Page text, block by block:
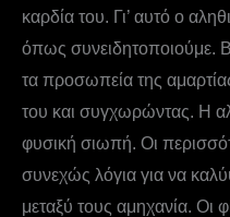
καρδία του. Γι’ αυτό ο
όπως συνειδητοποιούμε.
τα προσωπεία της
του και συγχωρώντας. Η
φυσική σιωπή. Οι
συνεχώς λόγια για να
μεταξύ τους αμηχανία. Οι